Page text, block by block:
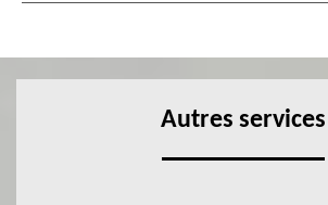
Autres services